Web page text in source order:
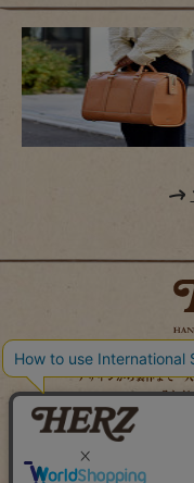
時を経てこそ解る味わ
デザインから製作まで一
それが
MAIL MAGAZINE
X（旧TWITTER）